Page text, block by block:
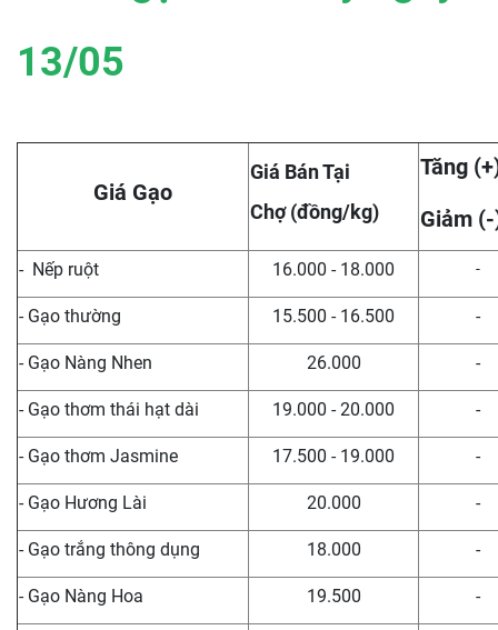
13/05
Giá Gạo
Giá Bán Tại
Chợ (đồng/kg)
Tăng
Giảm
- Nếp ruột 16.000 - 18.000 -
- Gạo thường 15.500 - 16.500 -
- Gạo Nàng Nhen 26.000 -
- Gạo thơm thái hạt dài 19.000 - 20.000 -
- Gạo thơm Jasmine 17.500 - 19.000 -
- Gạo Hương Lài 20.000 -
- Gạo trắng thông dụng 18.000 -
- Gạo Nàng Hoa 19.500 -